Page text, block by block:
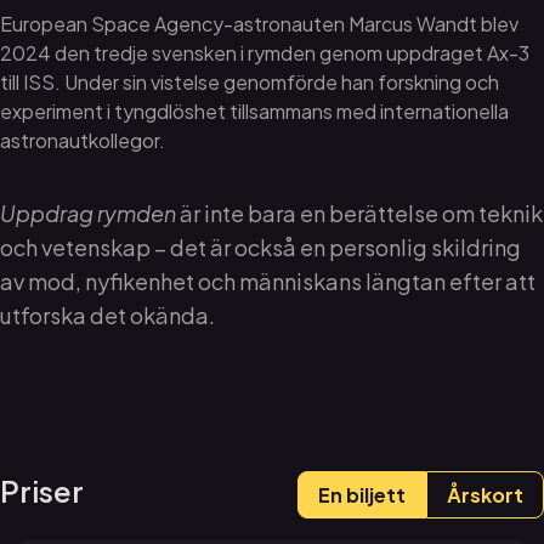
European Space Agency-astronauten Marcus Wandt blev
2024 den tredje svensken i rymden genom uppdraget Ax-3
till ISS. Under sin vistelse genomförde han forskning och
experiment i tyngdlöshet tillsammans med internationella
astronautkollegor.
Uppdrag rymdenär inte bara en berättelse om teknik
och vetenskap – det är också en personlig skildring
av mod, nyfikenhet och människans längtan efter att
utforska det okända.
Priser En biljett Årskort